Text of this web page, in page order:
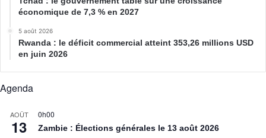
économique de 7,3 % en 2027
5 août 2026
Rwanda : le déficit commercial atteint 353,26 millions USD
en juin 2026
Agenda
AOÛT
13
0h00
Zambie : Élections générales le 13 août 2026